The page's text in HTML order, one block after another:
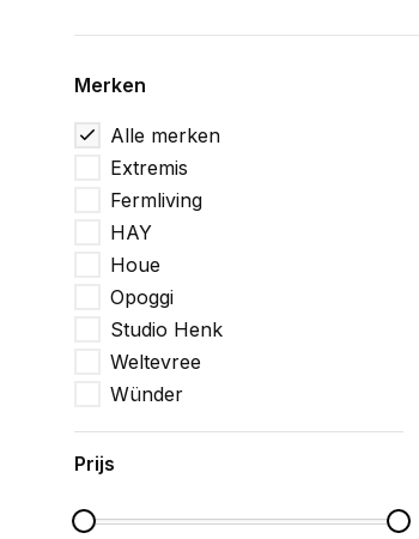
Merken
Alle merken
Extremis
Fermliving
HAY
Houe
Opoggi
Studio Henk
Weltevree
Wünder
Prijs